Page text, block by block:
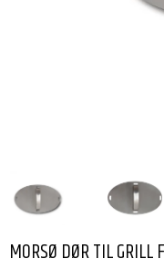
MORSØ DØR TIL GRILL